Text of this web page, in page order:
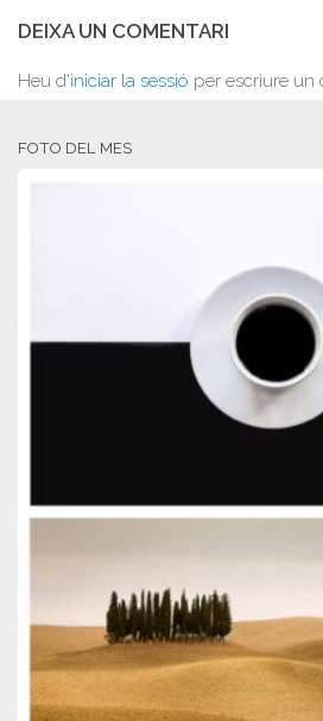
DEIXA UN COMENTARI
Heu d'iniciar la sessió per escriure un
FOTO DEL MES